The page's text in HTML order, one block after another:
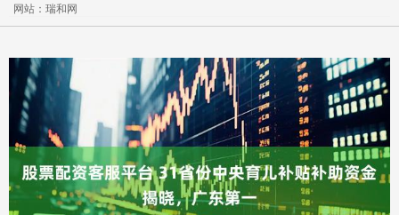
网站：瑞和网